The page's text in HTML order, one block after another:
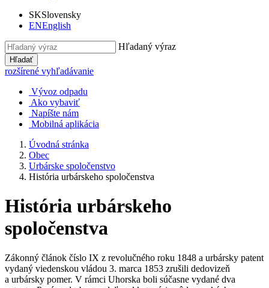
SKSlovensky
ENEnglish
Hľadaný výraz
Hľadať
rozšírené vyhľadávanie
Vývoz odpadu
Ako vybaviť
Napíšte nám
Mobilná aplikácia
Úvodná stránka
Obec
Urbárske spoločenstvo
História urbárskeho spoločenstva
História urbárskeho
spoločenstva
Zákonný článok číslo IX z revolučného roku 1848 a urbársky patent
vydaný viedenskou vládou 3. marca 1853 zrušili dedovizeň
a urbársky pomer. V rámci Uhorska boli súčasne vydané dva